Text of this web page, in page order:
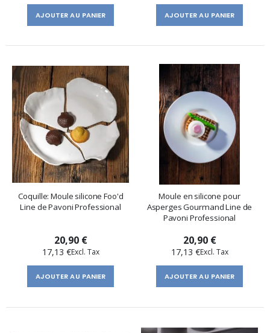
AJOUTER AU PANIER AJOUTER AU PANIER
Coquille: Moule silicone Foo'd
Line de Pavoni Professional
20,90 €
17,13 €
AJOUTER AU PANIER
Moule en silicone pour
Asperges Gourmand Line de
Pavoni Professional
20,90 €
17,13 €
AJOUTER AU PANIER